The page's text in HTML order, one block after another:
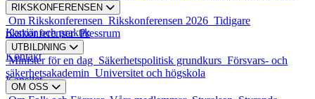
Styrande dokument
Karriär och praktik
Kontakt
Kansliet
RIKSKONFERENSEN
Om Rikskonferensen Rikskonferensen 2026 Tidigare
rikskonferenserPressrum
UTBILDNING
Minister för en dag Säkerhetspolitisk grundkurs Försvars- och
säkerhetsakademin Universitet och högskola
OM OSS